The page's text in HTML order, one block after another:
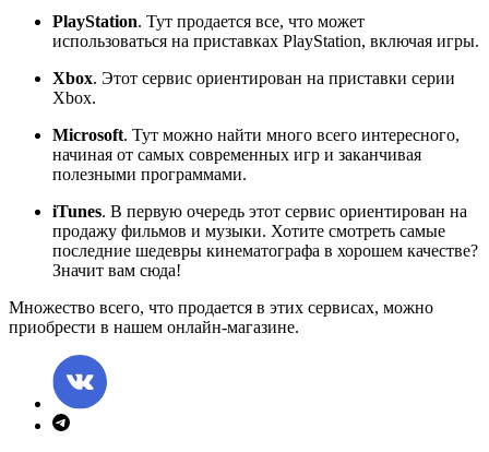
PlayStation. Тут продается все, что может
использоваться на приставках PlayStation, включая игры.
Xbox. Этот сервис ориентирован на приставки серии
Xbox.
Microsoft. Тут можно найти много всего интересного,
начиная от самых современных игр и заканчивая
полезными программами.
iTunes. В первую очередь этот сервис ориентирован на
продажу фильмов и музыки. Хотите смотреть самые
последние шедевры кинематографа в хорошем качестве?
Значит вам сюда!
Множество всего, что продается в этих сервисах, можно
приобрести в нашем онлайн-магазине.